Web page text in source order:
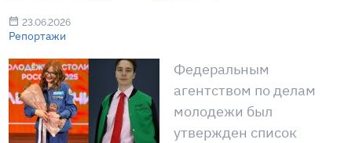
23.06.2026
Репортажи
Федеральным
агентством по делам
молодежи был
утвержден список